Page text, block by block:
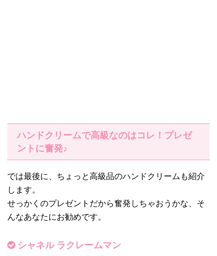
ハンドクリームで高級なのはコレ！プレゼ
ントに奮発♪
では最後に、ちょっと高級品のハンドクリームも紹介
します。
せっかくのプレゼントだから奮発しちゃおうかな、そ
んなあなたにお勧めです。
シャネル ラクレームマン